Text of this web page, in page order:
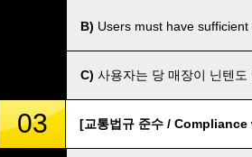
B) Users must have
C) 사용자는 당 매장이 닌텐
03 [교통법규 준수 /